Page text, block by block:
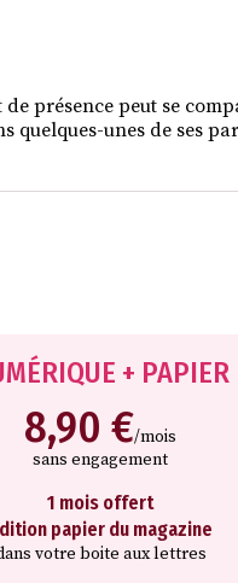
présence peut se
quelques-unes de ses
+ PAPIER
8,90 €/mois
sans engagement
1 mois offert
papier du magazine
votre boite aux lettres